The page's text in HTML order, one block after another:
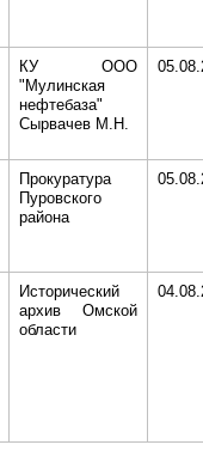
КУ ООО
"Мулинская
нефтебаза"
Сырвачев М.Н.
Прокуратура
Пуровского
района
Исторический
архив Омской
области